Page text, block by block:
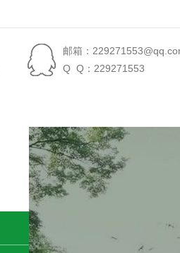
邮箱：
Q Q：229271553